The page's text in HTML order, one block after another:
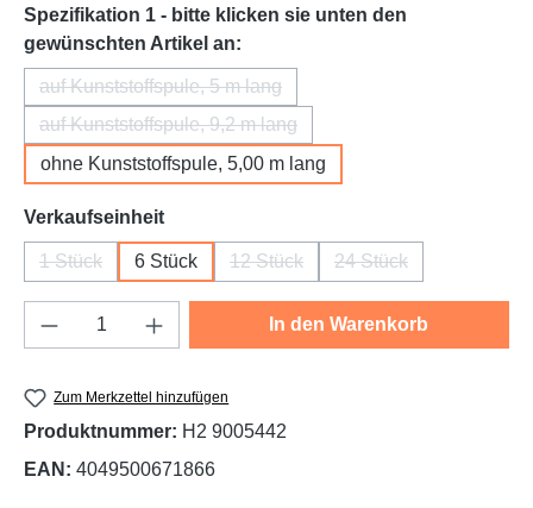
Spezifikation 1 - bitte klicken sie unten den
gewünschten Artikel an:
auf Kunststoffspule, 5 m lang
(Diese Option ist zurzeit nicht verfügbar.)
auf Kunststoffspule, 9,2 m lang
(Diese Option ist zurzeit nicht verfügbar.)
ohne Kunststoffspule, 5,00 m lang
Verkaufseinheitauswählen
1 Stück
(Diese Option ist zurzeit nicht verfügbar.)
6 Stück 12 Stück 24 Stück
Produkt Anzahl: Gib den gewünschten
In den Warenkorb
Zum Merkzettel hinzufügen
Produktnummer: H2 9005442
EAN: 4049500671866